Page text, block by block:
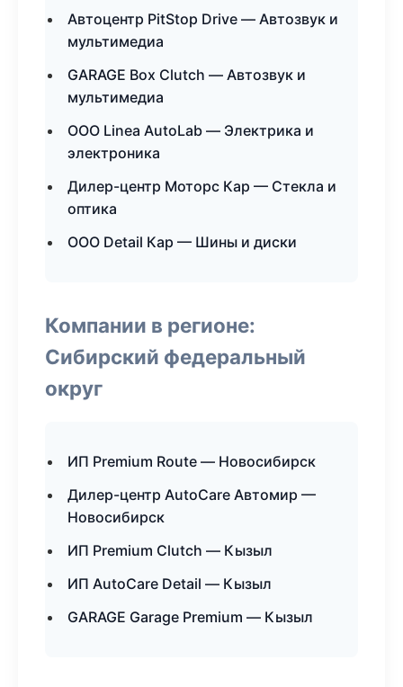
Автоцентр PitStop Drive — Автозвук и
мультимедиа
GARAGE Box Clutch — Автозвук и
мультимедиа
ООО Linea AutoLab — Электрика и
электроника
Дилер-центр Моторс Кар — Стекла и
оптика
ООО Detail Кар — Шины и диски
Компании в регионе:
Сибирский федеральный
округ
ИП Premium Route — Новосибирск
Дилер-центр AutoCare Автомир —
Новосибирск
ИП Premium Clutch — Кызыл
ИП AutoCare Detail — Кызыл
GARAGE Garage Premium — Кызыл